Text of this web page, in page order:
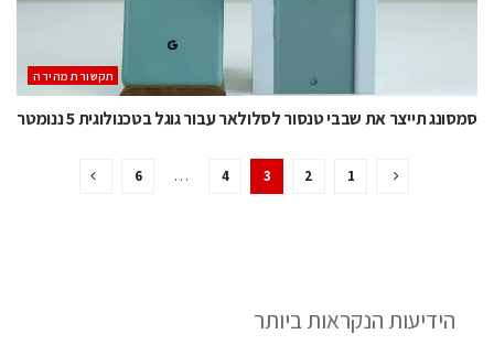
תקשורת מהירה
סמסונג תייצר את שבבי טנסור לסלולאר עבור גוגל בטכנולוגית 5 ננומטר
1
2
3
4
…
6
הידיעות הנקראות ביותר